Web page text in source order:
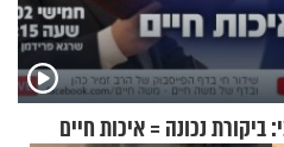
נכונה = איכות חיים